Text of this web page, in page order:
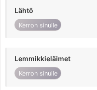
Lähtö
Kerron sinulle
Lemmikkieläimet
Kerron sinulle